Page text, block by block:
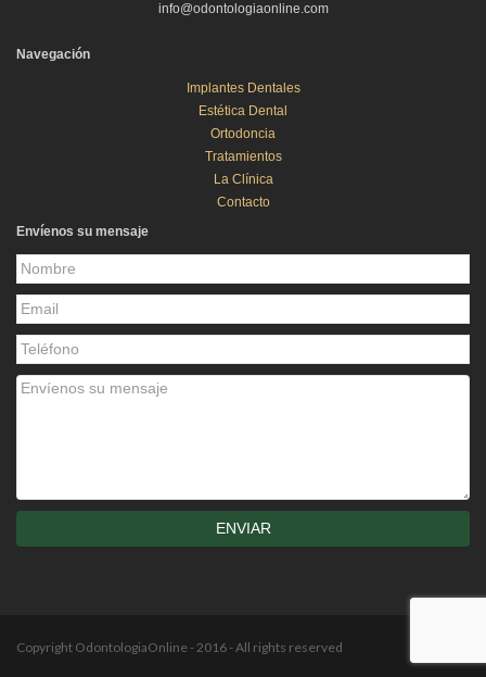
info@odontologiaonline.com
Navegación
Implantes Dentales
Estética Dental
Ortodoncia
Tratamientos
La Clínica
Contacto
Envíenos su mensaje
Copyright OdontologiaOnline - 2016 - All rights reserved